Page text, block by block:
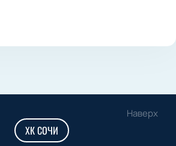
Наверх
ХК СОЧИ